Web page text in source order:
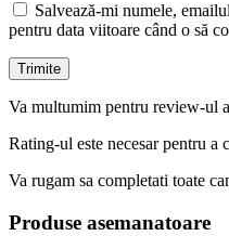
Salvează-mi numele,
pentru data viitoare când o să
Va multumim pentru review-ul
Rating-ul este necesar pentru a
Va rugam sa completati toate
Produse asemanatoare